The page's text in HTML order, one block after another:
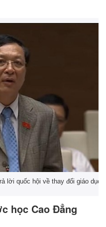
lời quốc hội về thay đổi giáo dục
học Cao Đẳng